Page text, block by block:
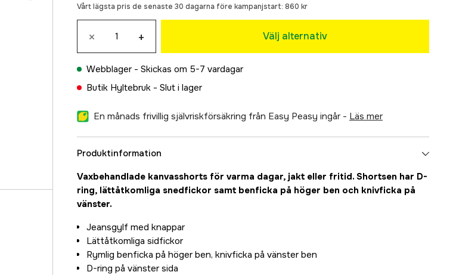
48
576 kr
50
1 085 kr
52
1 085 kr
1 085 kr
Slutsåld
56
1 085 kr
58
1 085 kr
Slutsåld
60
1 085 kr
Vårt lägsta pris de senaste 30 dagarna före kampanjstart: 860 kr
× + Välj alternativ
Webblager - Skickas om 5-7 vardagar
Butik Hyltebruk - Slut i lager
En månads frivillig självriskförsäkring från Easy Peasy ingår - läs mer
Produktinformation
Vaxbehandlade kanvasshorts för varma dagar, jakt eller fritid. Shortsen har D-
ring, lättåtkomliga snedfickor samt benficka på höger ben och knivficka på
vänster.
Jeansgylf med knappar
Lättåtkomliga sidfickor
Rymlig benficka på höger ben, knivficka på vänster ben
D-ring på vänster sida